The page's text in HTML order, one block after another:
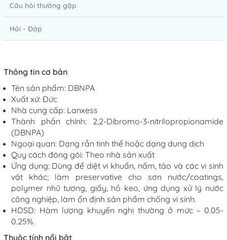
Câu hỏi thường gặp
Hỏi - Đáp
Thông tin cơ bản
Tên sản phẩm: DBNPA
Xuất xứ: Đức
Nhà cung cấp: Lanxess
Thành phần chính: 2,2-Dibromo-3-nitrilopropionamide
(DBNPA)
Ngoại quan: Dạng rắn tinh thể hoặc dạng dung dịch
Quy cách đóng gói: Theo nhà sản xuất
Ứng dụng: Dùng để diệt vi khuẩn, nấm, tảo và các vi sinh
vật khác; làm preservative cho sơn nước/coatings,
polymer nhũ tương, giấy, hồ keo, ứng dụng xử lý nước
công nghiệp, làm ổn định sản phẩm chống vi sinh.
HDSD: Hàm lượng khuyến nghị thường ở mức ~ 0.05-
0.25%.
Thuộc tính nổi bật